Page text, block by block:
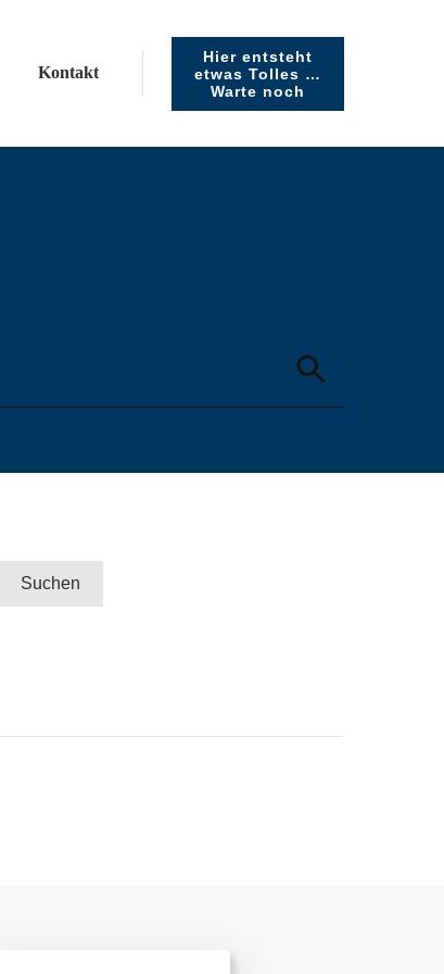
Kontakt
Hier entsteht
etwas Tolles …
Warte noch